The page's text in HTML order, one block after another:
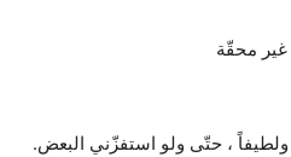
غير محقّة
، حتّى ولو استفزّني البعض.